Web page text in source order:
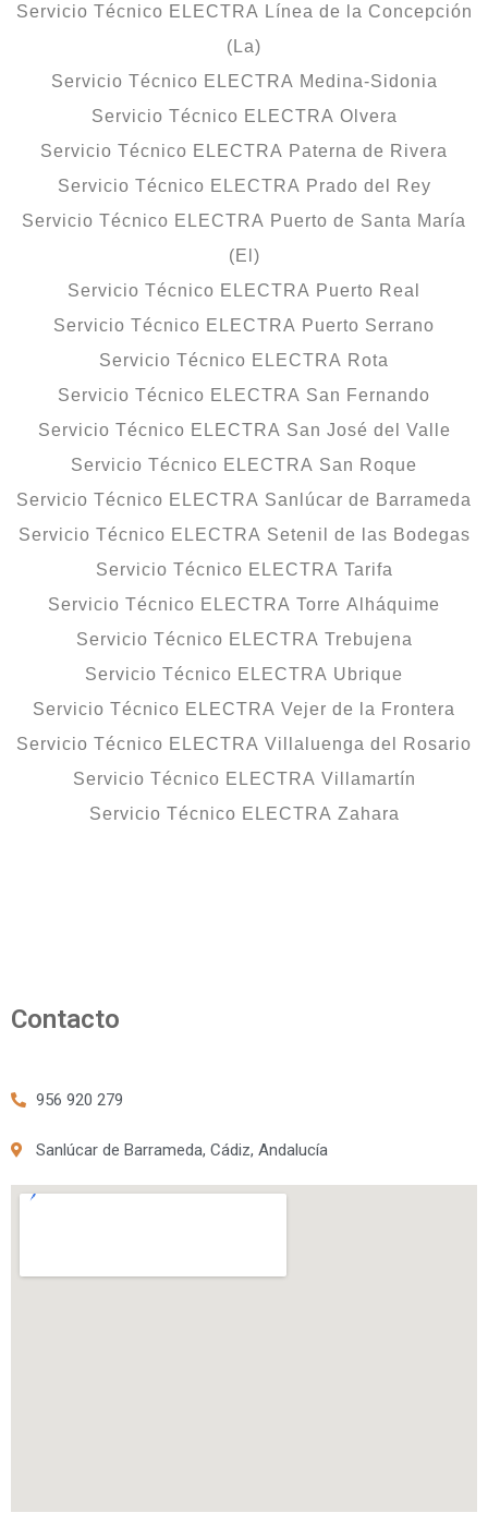
Servicio Técnico ELECTRA Línea de la Concepción
(La)
Servicio Técnico ELECTRA Medina-Sidonia
Servicio Técnico ELECTRA Olvera
Servicio Técnico ELECTRA Paterna de Rivera
Servicio Técnico ELECTRA Prado del Rey
Servicio Técnico ELECTRA Puerto de Santa María
(El)
Servicio Técnico ELECTRA Puerto Real
Servicio Técnico ELECTRA Puerto Serrano
Servicio Técnico ELECTRA Rota
Servicio Técnico ELECTRA San Fernando
Servicio Técnico ELECTRA San José del Valle
Servicio Técnico ELECTRA San Roque
Servicio Técnico ELECTRA Sanlúcar de Barrameda
Servicio Técnico ELECTRA Setenil de las Bodegas
Servicio Técnico ELECTRA Tarifa
Servicio Técnico ELECTRA Torre Alháquime
Servicio Técnico ELECTRA Trebujena
Servicio Técnico ELECTRA Ubrique
Servicio Técnico ELECTRA Vejer de la Frontera
Servicio Técnico ELECTRA Villaluenga del Rosario
Servicio Técnico ELECTRA Villamartín
Servicio Técnico ELECTRA Zahara
Contacto
956 920 279
Sanlúcar de Barrameda, Cádiz, Andalucía